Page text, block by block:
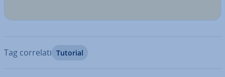
Tag correlati Tutorial